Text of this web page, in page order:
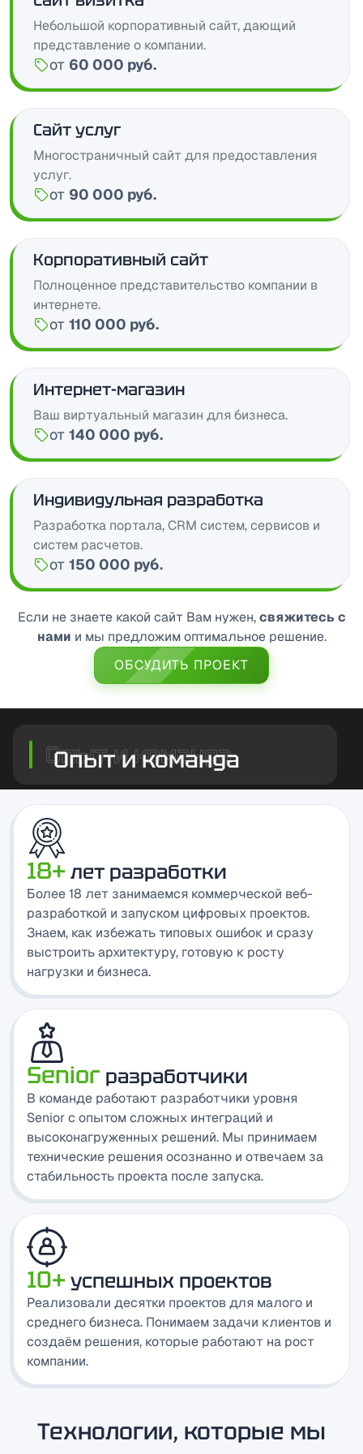
Небольшой корпоративный сайт, дающий
представление о компании.
Цена:
от 60 000 руб.
Сайт услуг
Многостраничный сайт для предоставления
услуг.
Цена:
от 90 000 руб.
Корпоративный сайт
Полноценное представительство компании в
интернете.
Цена:
от 110 000 руб.
Интернет-магазин
Ваш виртуальный магазин для бизнеса.
Цена:
от 140 000 руб.
Индивидульная разработка
Разработка портала, CRM систем, сервисов и
систем расчетов.
Цена:
от 150 000 руб.
Если не знаете какой сайт Вам нужен,свяжитесь с
нами и мы предложим оптимальное решение.
ОБСУДИТЬ ПРОЕКТ
Опыт и команда
18+лет разработки
Более 18 лет занимаемся коммерческой веб-
разработкой и запуском цифровых проектов.
Знаем, как избежать типовых ошибок и сразу
выстроить архитектуру, готовую к росту
нагрузки и бизнеса.
Senior разработчики
В команде работают разработчики уровня
Senior с опытом сложных интеграций и
высоконагруженных решений. Мы принимаем
технические решения осознанно и отвечаем за
стабильность проекта после запуска.
10+успешных проектов
Реализовали десятки проектов для малого и
среднего бизнеса. Понимаем задачи клиентов и
создаём решения, которые работают на рост
компании.
Технологии, которые мы